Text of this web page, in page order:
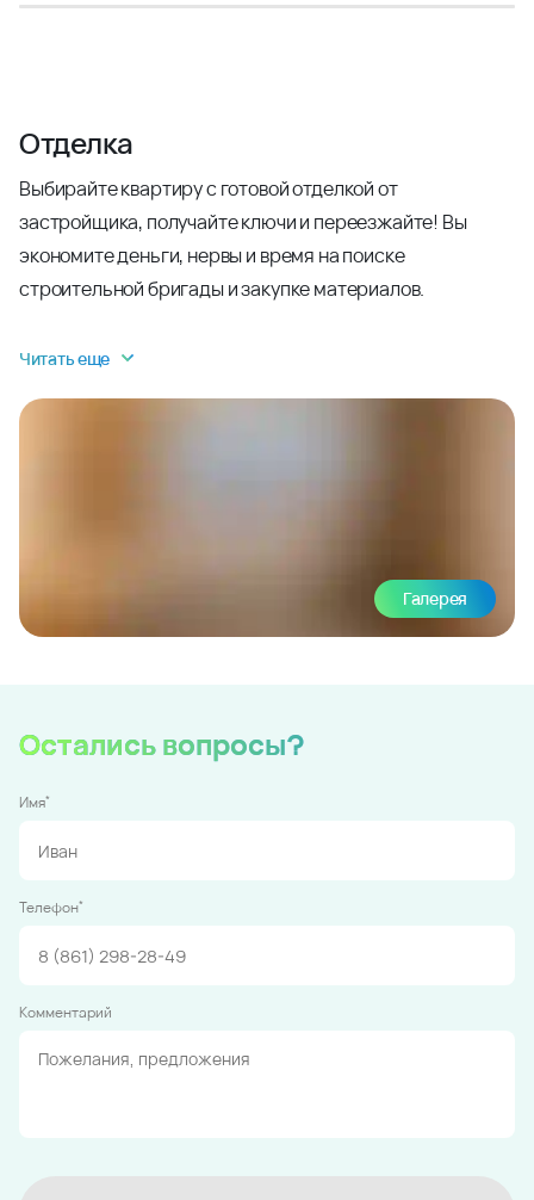
Отделка
Выбирайте квартиру с готовой отделкой от
застройщика, получайте ключи и переезжайте! Вы
экономите деньги, нервы и время на поиске
строительной бригады и закупке материалов.
Читать еще
Галерея
Остались вопросы?
Имя*
Телефон*
Комментарий